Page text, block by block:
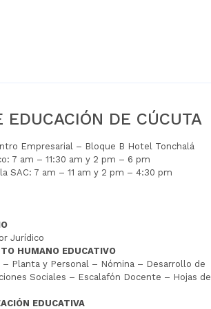
EDUCACIÓN DE CÚCUTA
Empresarial – Bloque B Hotel Tonchalá
7 am – 11:30 am y 2 pm – 6 pm
SAC: 7 am – 11 am y 2 pm – 4:30 pm
Jurídico
HUMANO EDUCATIVO
Planta y Personal – Nómina – Desarrollo de
Sociales – Escalafón Docente – Hojas de
EDUCATIVA